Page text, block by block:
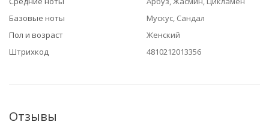
Базовые ноты
Мускус, Сандал
Пол и возраст
Женский
Штрихкод
4810212013356
Отзывы